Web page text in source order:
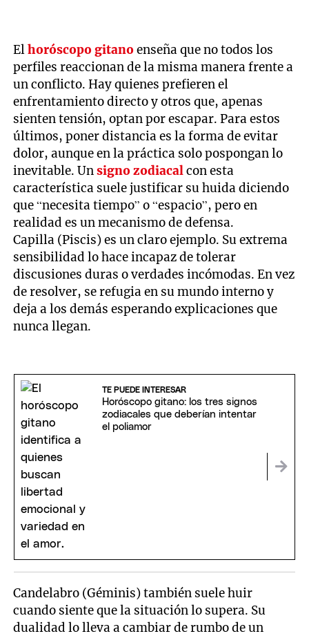
Elhoróscopo gitanoenseña que no todos los
perfiles reaccionan de la misma manera frente a
un conflicto. Hay quienes prefieren el
enfrentamiento directo y otros que, apenas
sienten tensión, optan por escapar. Para estos
últimos, poner distancia es la forma de evitar
dolor, aunque en la práctica solo pospongan lo
inevitable. Unsigno zodiacalcon esta
característica suele justificar su huida diciendo
que “necesita tiempo” o “espacio”, pero en
realidad es un mecanismo de defensa.
Capilla (Piscis) es un claro ejemplo. Su extrema
sensibilidad lo hace incapaz de tolerar
discusiones duras o verdades incómodas. En vez
de resolver, se refugia en su mundo interno y
deja a los demás esperando explicaciones que
nunca llegan.
TE PUEDE INTERESAR
Horóscopo gitano: los tres signos
zodiacales que deberían intentar
el poliamor
Candelabro (Géminis) también suele huir
cuando siente que la situación lo supera. Su
dualidad lo lleva a cambiar de rumbo de un